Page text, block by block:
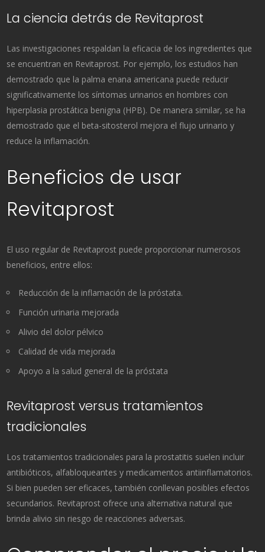
La ciencia detrás de Revitaprost
Las investigaciones respaldan la eficacia de los ingredientes que
se encuentran en Revitaprost. Por ejemplo, los estudios han
demostrado que la palma enana americana puede reducir
significativamente los síntomas urinarios en hombres con
hiperplasia prostática benigna (HPB). De manera similar, se ha
demostrado que el beta-sitosterol mejora el flujo urinario y
reduce la inflamación.
Beneficios de usar
Revitaprost
El uso regular de Revitaprost puede proporcionar numerosos
beneficios, entre ellos:
Reducción de la inflamación de la próstata.
Función urinaria mejorada
Alivio del dolor pélvico
Calidad de vida mejorada
Apoyo a la salud general de la próstata
Revitaprost versus tratamientos
tradicionales
Los tratamientos tradicionales para la prostatitis suelen incluir
antibióticos, alfabloqueantes y medicamentos antiinflamatorios.
Si bien pueden ser eficaces, también conllevan posibles efectos
secundarios. Revitaprost ofrece una alternativa natural que
brinda alivio sin riesgo de reacciones adversas.